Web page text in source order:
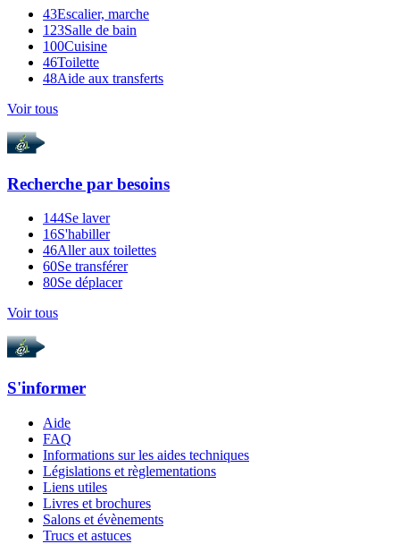
43Escalier, marche
123Salle de bain
100Cuisine
46Toilette
48Aide aux transferts
Voir tous
Recherche par besoins
144Se laver
16S'habiller
46Aller aux toilettes
60Se transférer
80Se déplacer
Voir tous
S'informer
Aide
FAQ
Informations sur les aides techniques
Législations et règlementations
Liens utiles
Livres et brochures
Salons et évènements
Trucs et astuces